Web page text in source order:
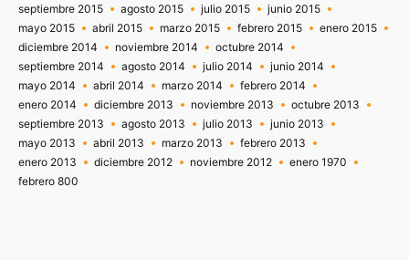
septiembre 2015
agosto 2015 julio 2015
junio 2015
mayo 2015
abril 2015 marzo 2015 febrero 2015
enero 2015
diciembre 2014
noviembre 2014
octubre 2014
septiembre 2014
agosto 2014 julio 2014
junio 2014
mayo 2014
abril 2014 marzo 2014
febrero 2014
enero 2014
diciembre 2013 noviembre 2013
octubre 2013
septiembre 2013
agosto 2013 julio 2013
junio 2013
mayo 2013
abril 2013 marzo 2013
febrero 2013
enero 2013
diciembre 2012 noviembre 2012
enero 1970
febrero 800